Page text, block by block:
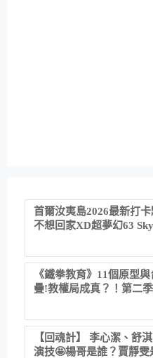
首爾汝夷島2026最新打
不想回家XD超夢幻63
津帝王蟹大餐、《淚之
《鐵拳教育》11個原型
疊!教權局成真？！第二
【回魂計】 李心潔、舒
演技🤩楊哥是誰？賈靜雯